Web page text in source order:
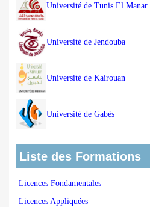
Université de Tunis El Manar
Université de Jendouba
Université de Kairouan
Université de Gabès
Liste des Formations
Licences Fondamentales
Licences Appliquées